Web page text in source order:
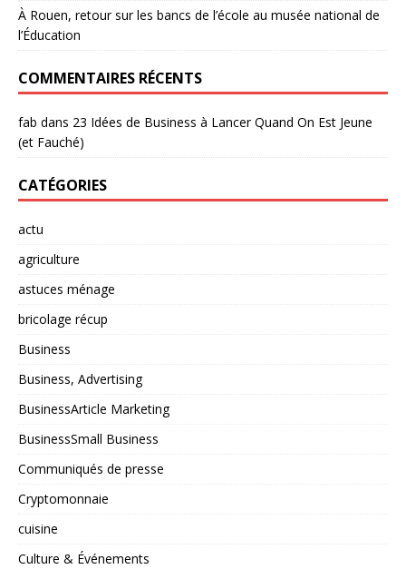
À Rouen, retour sur les bancs de l’école au musée national de
l’Éducation
COMMENTAIRES RÉCENTS
fab dans 23 Idées de Business à Lancer Quand On Est Jeune
(et Fauché)
CATÉGORIES
actu
agriculture
astuces ménage
bricolage récup
Business
Business, Advertising
BusinessArticle Marketing
BusinessSmall Business
Communiqués de presse
Cryptomonnaie
cuisine
Culture & Événements